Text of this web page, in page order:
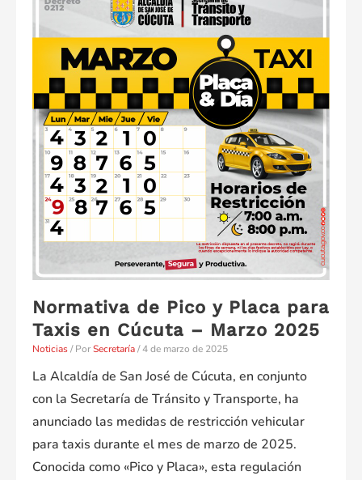
&
Día
para
Taxis
–
Noviembre
2025
Normativa de Pico y Placa para
Taxis en Cúcuta – Marzo 2025
Noticias/ PorSecretaría/4 de marzo de 2025
La Alcaldía de San José de Cúcuta, en conjunto
con la Secretaría de Tránsito y Transporte, ha
anunciado las medidas de restricción vehicular
para taxis durante el mes de marzo de 2025.
Conocida como «Pico y Placa», esta regulación